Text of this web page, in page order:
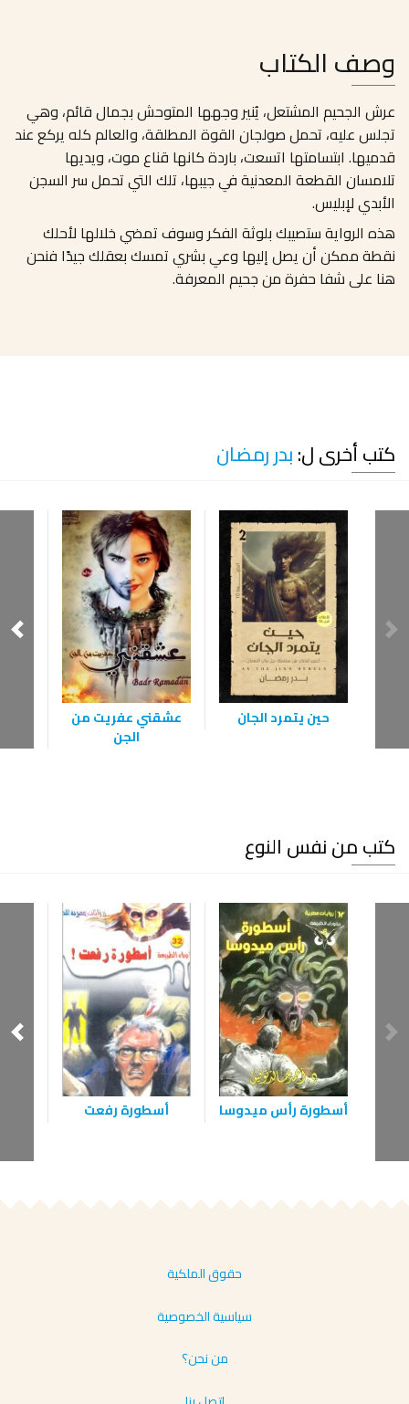
وصف الكتاب
عرش الجحيم المشتعل، يُنير وجهها المتوحش بجمال قائم، وهي
تجلس عليه، تحمل صولجان القوة المطلقة، والعالم كله يركع عند
قدميها. ابتسامتها اتسعت، باردة كانها قناع موت، ويديها
تلامسان القطعة المعدنية في جيبها، تلك التي تحمل سر السجن
الأبدي لإبليس.
هذه الرواية ستصيبك بلوثة الفكر وسوف تمضي خلالها لأحلك
نقطة ممكن أن يصل إليها وعي بشري تمسك بعقلك جيدًا فنحن
هنا على شفا حفرة من جحيم المعرفة.
كتب أخرى ل:بدر رمضان
حين يتمرد الجان
عشقني عفريت من
الجن
كتب من نفس النوع
أسطورة رأس ميدوسا أسطورة رفعت
حقوق الملكية
سياسية الخصوصية
من نحن؟